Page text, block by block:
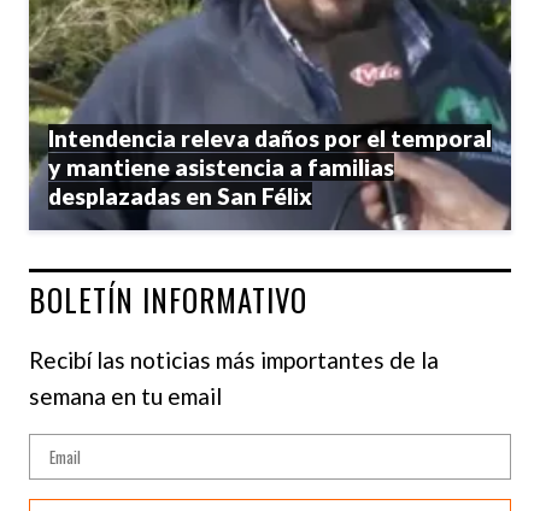
Intendencia releva daños por el temporal
y mantiene asistencia a familias
desplazadas en San Félix
BOLETÍN INFORMATIVO
Recibí las noticias más importantes de la
semana en tu email